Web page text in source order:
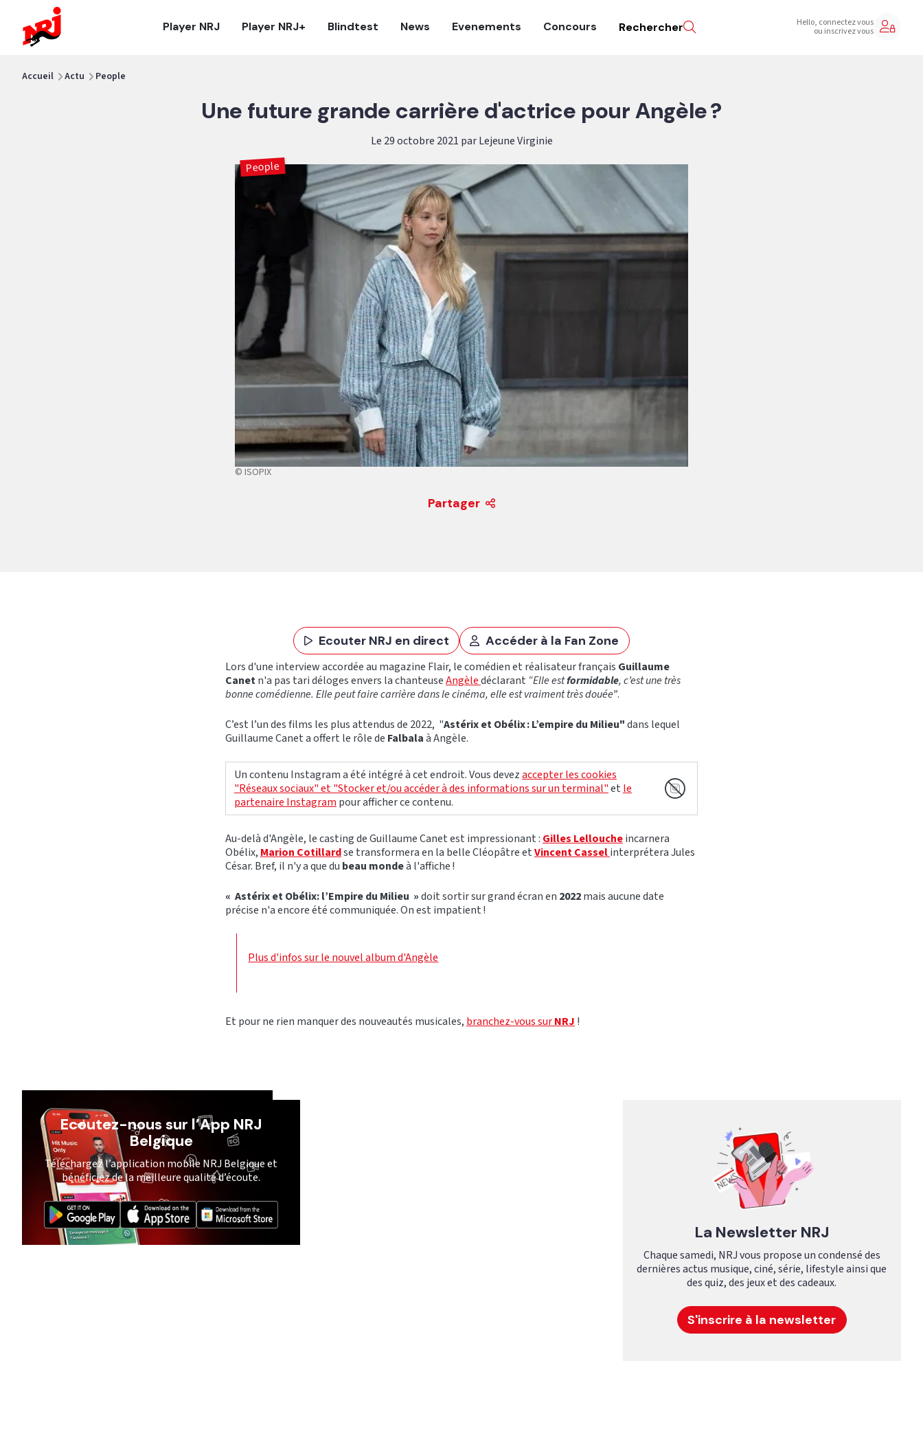
Player NRJ Player NRJ+ Blindtest News Evenements Concours Rechercher Hello, connectez vous
ou inscrivez vous
Accueil Actu People
Une future grande carrière d'actrice pour Angèle ?
Le 29 octobre 2021 par Lejeune Virginie
People
© ISOPIX
Partager
Ecouter NRJ en direct Accéder à la Fan Zone
Lors d'une interview accordée au magazine Flair, le comédien et réalisateur français Guillaume
Canetn'a pas tari déloges envers la chanteuseAngèledéclarant “Elle estformidable, c’est une très
bonne comédienne. Elle peut faire carrière dans le cinéma, elle est vraiment très douée”.
C’est l’un des films les plus attendus de 2022, "Astérix et Obélix : L’empire du Milieu"dans lequel
Guillaume Canet a offert le rôle de Falbalaà Angèle.
Un contenu Instagram a été intégré à cet endroit. Vous devezaccepter les cookies
"Réseaux sociaux" et "Stocker et/ou accéder à des informations sur un terminal"et le
partenaire Instagram pour afficher ce contenu.
Au-delà d'Angèle, le casting de Guillaume Canet est impressionant : Gilles Lelloucheincarnera
Obélix, Marion Cotillardse transformera en la belle Cléopâtre etVincent Casselinterprétera Jules
César. Bref, il n'y a que du beau mondeà l'affiche !
« Astérix et Obélix: l’Empire du Milieu »doit sortir sur grand écran en 2022mais aucune date
précise n'a encore été communiquée. On est impatient !
Plus d'infos sur le nouvel album d'Angèle
Et pour ne rien manquer des nouveautés musicales, branchez-vous surNRJ !
Ecoutez-nous sur l’App NRJ
Belgique
Téléchargez l’application mobile NRJ Belgique et
bénéficiez de la meilleure qualité d’écoute.
La Newsletter NRJ
Chaque samedi, NRJ vous propose un condensé des
dernières actus musique, ciné, série, lifestyle ainsi que
des quiz, des jeux et des cadeaux.
S'inscrire à la newsletter